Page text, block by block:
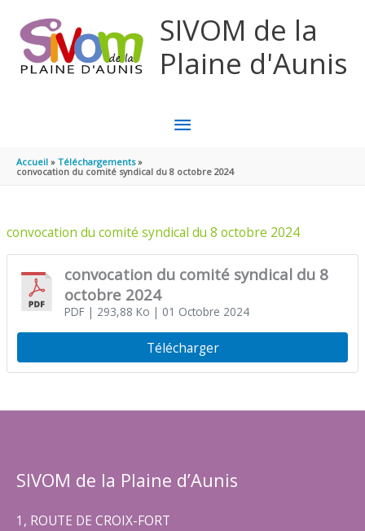
SIVOM de la
Plaine d'Aunis
MENU
PRINCIPAL
Accueil
Téléchargements
convocation du comité syndical du 8 octobre 2024
convocation du comité syndical du 8 octobre 2024
convocation du comité syndical du 8
octobre 2024
PDF| 293,88 Ko | 01 Octobre 2024
Télécharger
SIVOM de la Plaine d’Aunis
1, ROUTE DE CROIX-FORT